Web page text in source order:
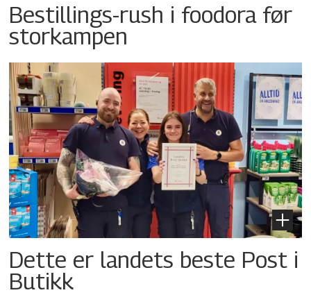
Bestillings-rush i foodora før
storkampen
Dette er landets beste Post i
Butikk